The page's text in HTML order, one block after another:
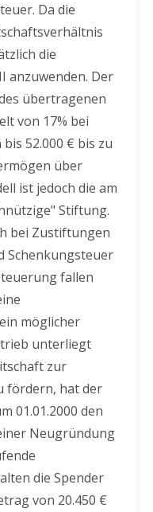
Da die
die
anzuwenden. Der
übertragenen
von 17% bei
52.000 € bis zu
über
ist jedoch die am
Stiftung.
bei Zustiftungen
Schenkungsteuer
fallen
möglicher
unterliegt
zur
fördern, hat der
01.01.2000 den
Neugründung
die Spender
von 20.450 €